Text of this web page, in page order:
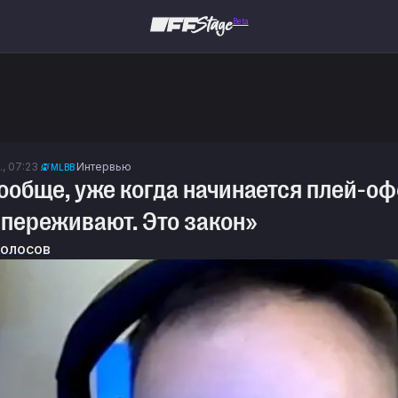
Beta
07:23 MLBB Интервью
уже когда начинается плей-
Это закон»